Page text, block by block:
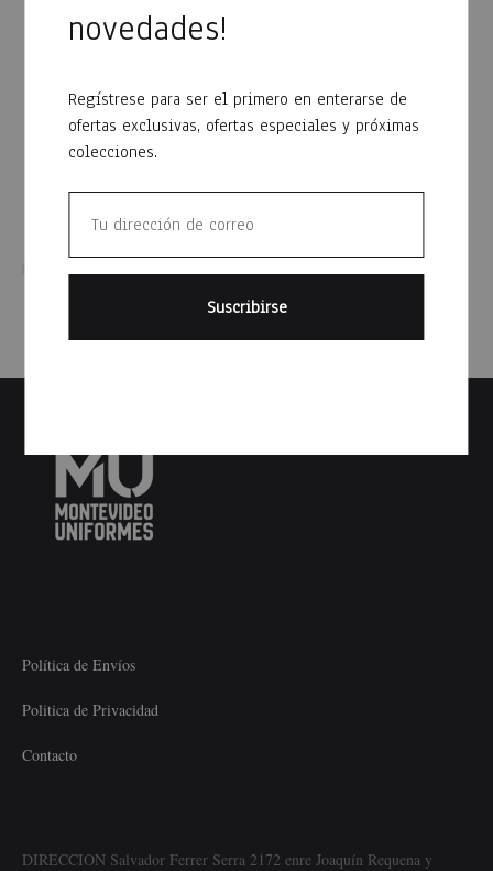
Política de Envíos
Politica de Privacidad
Contacto
DIRECCION Salvador Ferrer Serra 2172 enre Joaquín Requena y
novedades!
Regístrese para ser el primero en enterarse de
ofertas exclusivas, ofertas especiales y próximas
colecciones.